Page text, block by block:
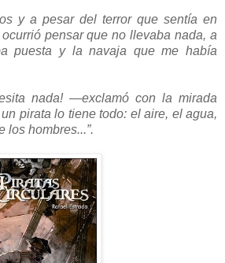
y a pesar del terror que sentía en
pensar que no llevaba nada, a
puesta y la navaja que me había
nada! —exclamó con la mirada
pirata lo tiene todo: el aire, el agua,
los hombres...”.